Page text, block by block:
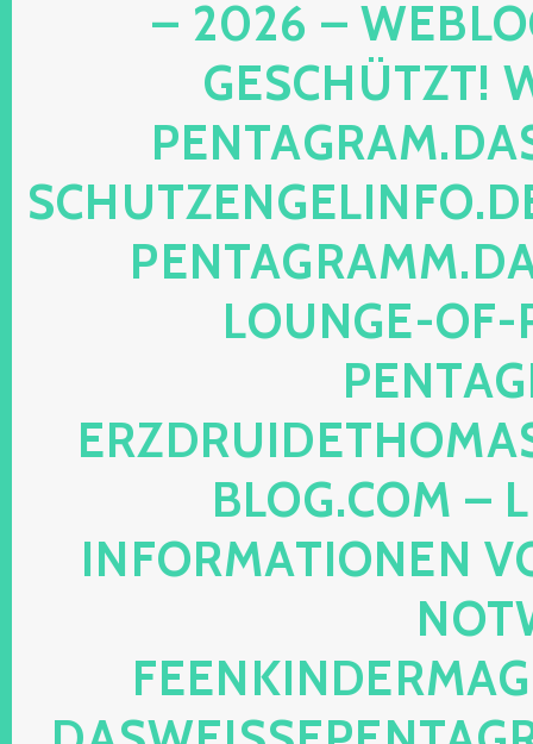
2026 – WEBLOG
SCHÜTZT!
NTAGRAM.DAS-
HUTZENGELINFO.DE,
UNGE-OF-
OG.COM –
FORMATIONEN